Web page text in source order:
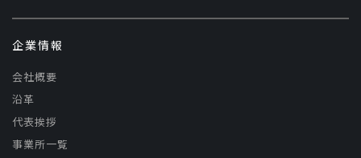
企業情報
会社概要
沿革
代表挨拶
事業所一覧